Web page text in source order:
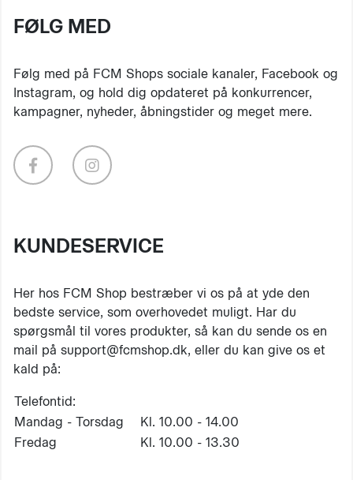
FØLG MED
Følg med på FCM Shops sociale kanaler, Facebook og
Instagram, og hold dig opdateret på konkurrencer,
kampagner, nyheder, åbningstider og meget mere.
KUNDESERVICE
Her hos FCM Shop bestræber vi os på at yde den
bedste service, som overhovedet muligt. Har du
spørgsmål til vores produkter, så kan du sende os en
mail på support@fcmshop.dk, eller du kan give os et
kald på:
Telefontid:
Mandag - Torsdag
Kl. 10.00 - 14.00
Fredag
Kl. 10.00 - 13.30